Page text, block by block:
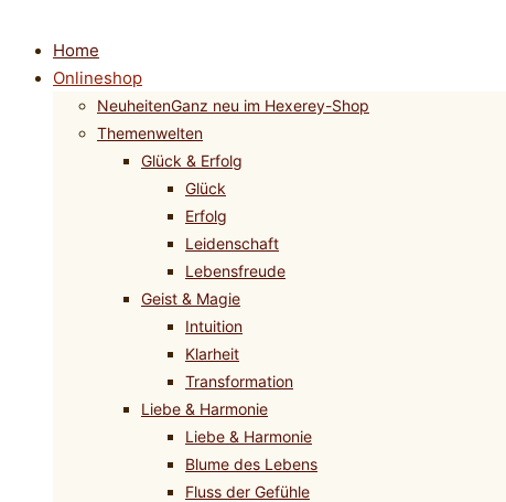
Home
Onlineshop
NeuheitenGanz neu im Hexerey-Shop
Themenwelten
Glück & Erfolg
Glück
Erfolg
Leidenschaft
Lebensfreude
Geist & Magie
Intuition
Klarheit
Transformation
Liebe & Harmonie
Liebe & Harmonie
Blume des Lebens
Fluss der Gefühle